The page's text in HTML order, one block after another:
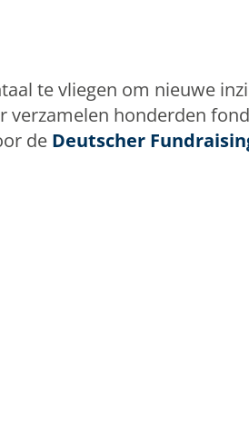
te vliegen om nieuwe
verzamelen honderden
de Deutscher